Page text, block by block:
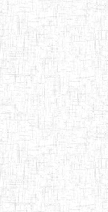
06/01/2014 ENIET
25/07/2013 ENIET
17/04/2014 ENIET
30/10/2014 ENIET
04/08/2010 ENIEG